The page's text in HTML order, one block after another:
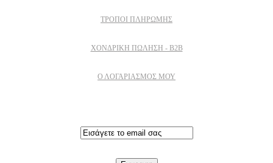
ΤΡΌΠΟΙ ΠΛΗΡΩΜΉΣ
ΧΟΝΔΡΙΚΉ ΠΏΛΗΣΗ - B2B
Ο ΛΟΓΑΡΙΑΣΜΟΣ ΜΟΥ